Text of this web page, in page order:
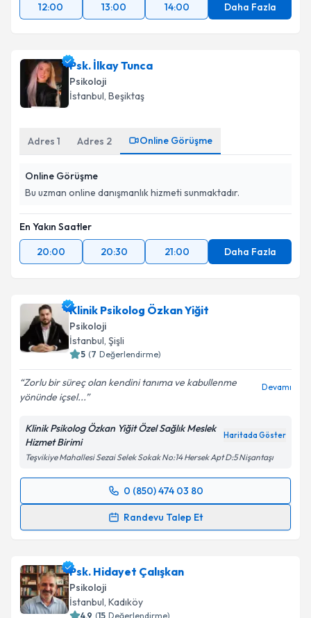
12:00
13:00 14:00 Daha Fazla
Psk. İlkay Tunca
Psikoloji
İstanbul, Beşiktaş
Adres 1 Adres 2 Online Görüşme
Online Görüşme
Bu uzman online danışmanlık hizmeti sunmaktadır.
En Yakın Saatler
20:00
20:30 21:00 Daha Fazla
Klinik Psikolog Özkan Yiğit
Psikoloji
İstanbul, Şişli
5 (7 Değerlendirme)
Zorlu bir süreç olan kendini tanıma ve kabullenme
yönünde içsel...
Devamı
Klinik Psikolog Özkan Yiğit Özel Sağlık Meslek
Hizmet Birimi
Haritada Göster
Teşvikiye Mahallesi Sezai Selek Sokak No:14 Hersek Apt D:5 Nişantaşı
0 (850) 474 03 80
Randevu Talep Et
Randevu Takvimi Talebi
için bir takvim hazırlandığında e-posta ile
bilgilendireceğiz.
E-posta Adresiniz
Psk. Hidayet Çalışkan
Psikoloji
İstanbul, Kadıköy
4.9 (15 Değerlendirme)